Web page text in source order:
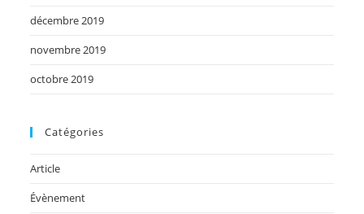
décembre 2019
novembre 2019
octobre 2019
Catégories
Article
Évènement